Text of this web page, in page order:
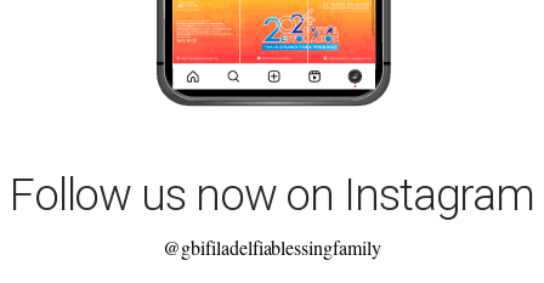
Follow us now on Instagram
@gbifiladelfiablessingfamily